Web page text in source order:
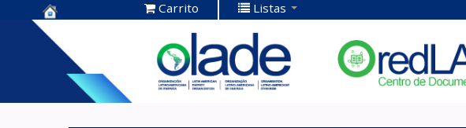
Centro de
Documentación
OLADE -
Carrito Listas